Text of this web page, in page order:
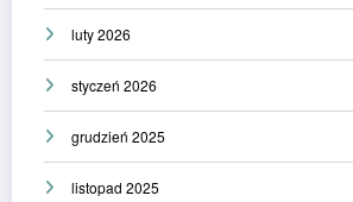
luty 2026
styczeń 2026
grudzień 2025
listopad 2025